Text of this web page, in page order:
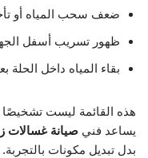
ضعف سحب المياه أو
ظهور تسريب أسفل
بقاء المياه داخل الحلة
هذه القائمة ليست تشخيصًا
يساعد فني صيانة غسالات
بدل تبديل مكونات بالتجربة.